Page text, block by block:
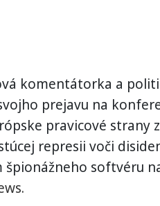
komentátorka a
prejavu na
pravicové strany
represii voči
špionážneho softvéru